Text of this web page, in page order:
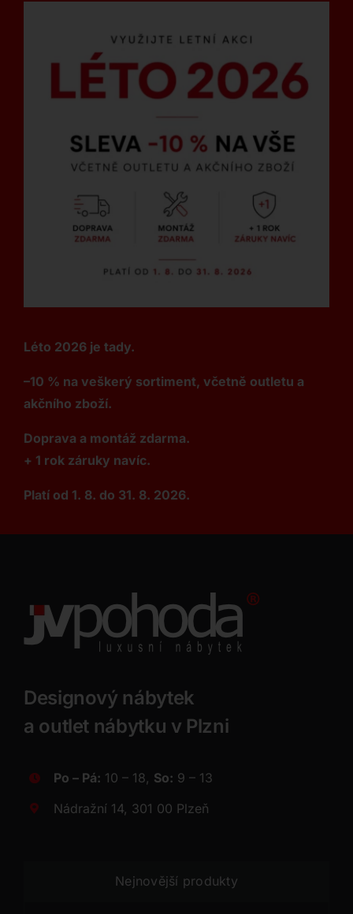
Léto 2026 je tady.
–10 % na veškerý sortiment, včetně outletu a
akčního zboží.
Doprava a montáž zdarma.
+ 1 rok záruky navíc.
Platí od 1. 8. do 31. 8. 2026.
Designový nábytek
a outlet nábytku v Plzni
Po – Pá: 10 – 18, So: 9 – 13
Nádražní 14, 301 00 Plzeň
Nejnovější produkty